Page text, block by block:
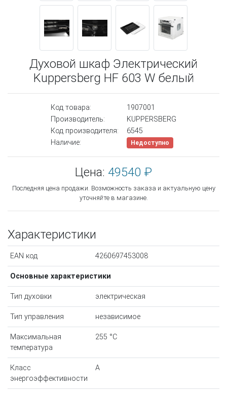
Духовой шкаф Электрический
Kuppersberg HF 603 W белый
Код товара:
1907001
Производитель:
KUPPERSBERG
Код производителя:
6545
Наличие:
Недоступно
Цена: 49540 ₽
Последняя цена продажи. Возможность заказа и актуальную цену
уточняйте в магазине.
Характеристики
EAN код 4260697453008
Основные характеристики
Тип духовки электрическая
Тип управления независимое
Максимальная
температура
255 °С
Класс
энергоэффективности
A